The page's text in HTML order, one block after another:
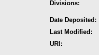
Divisions:
Date Deposited:
Last Modified:
URI: